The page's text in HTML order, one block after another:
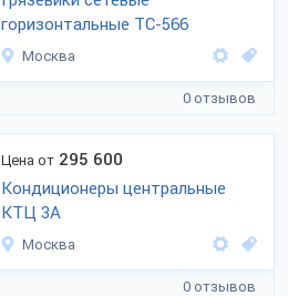
горизонтальные ТС-566
Москва
0 отзывов
Цена от 295 600
Кондиционеры центральные
КТЦ 3А
Москва
0 отзывов